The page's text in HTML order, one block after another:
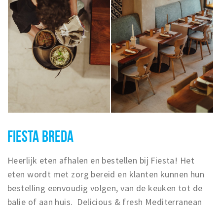
FIESTA BREDA
Heerlijk eten afhalen en bestellen bij Fiesta! Het
eten wordt met zorg bereid en klanten kunnen hun
bestelling eenvoudig volgen, van de keuken tot de
balie of aan huis. Delicious & fresh Mediterranean